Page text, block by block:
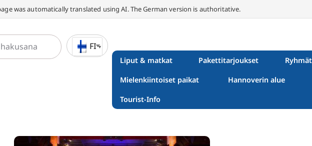
was automatically translated using AI. The German version is authoritative.
FI
Liput & matkat Pakettitarjoukset
Mielenkiintoiset paikat Hannoverin alue
Tourist-Info